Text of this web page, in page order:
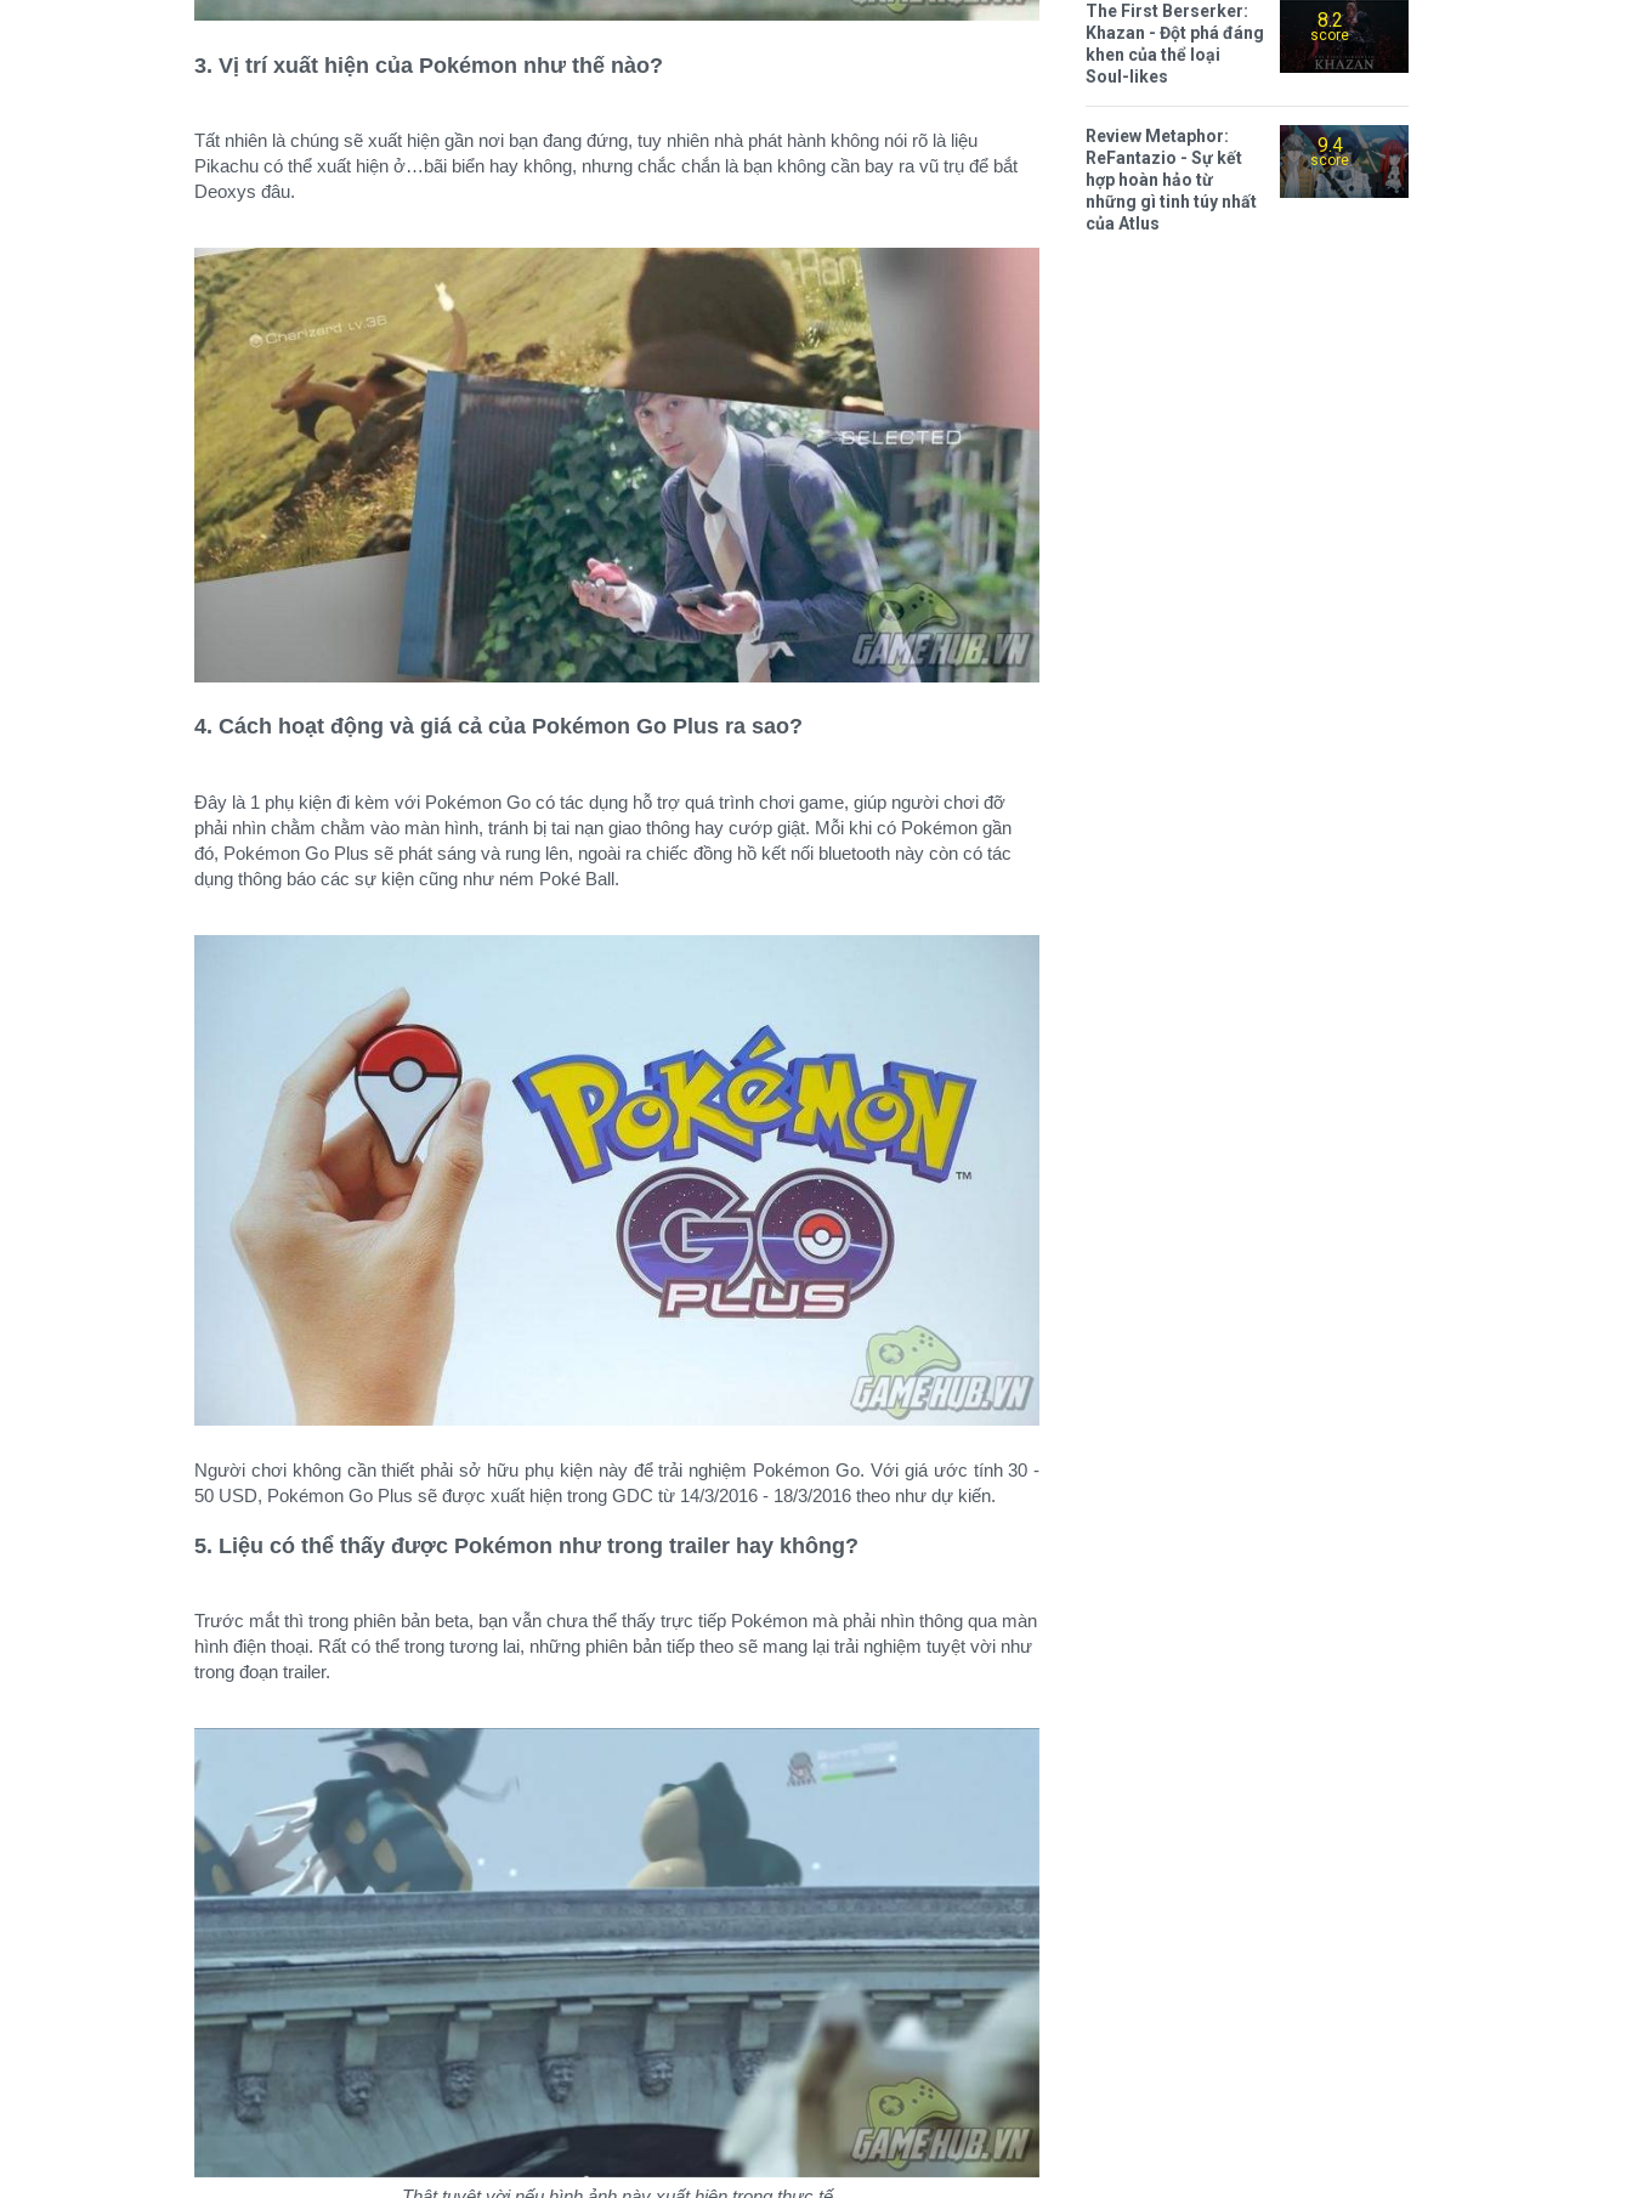
3. Vị trí xuất hiện của Pokémon như thế nào?
Tất nhiên là chúng sẽ xuất hiện gần nơi bạn đang đứng, tuy nhiên nhà phát hành không nói rõ là liệu
Pikachu có thể xuất hiện ở…bãi biển hay không, nhưng chắc chắn là bạn không cần bay ra vũ trụ để bắt
Deoxys đâu.
4. Cách hoạt động và giá cả của Pokémon Go Plus ra sao?
Đây là 1 phụ kiện đi kèm với Pokémon Go có tác dụng hỗ trợ quá trình chơi game, giúp người chơi đỡ
phải nhìn chằm chằm vào màn hình, tránh bị tai nạn giao thông hay cướp giật. Mỗi khi có Pokémon gần
đó, Pokémon Go Plus sẽ phát sáng và rung lên, ngoài ra chiếc đồng hồ kết nối bluetooth này còn có tác
dụng thông báo các sự kiện cũng như ném Poké Ball.
Người chơi không cần thiết phải sở hữu phụ kiện này để trải nghiệm Pokémon Go. Với giá ước tính 30 -
50 USD, Pokémon Go Plus sẽ được xuất hiện trong GDC từ 14/3/2016 - 18/3/2016 theo như dự kiến.
5. Liệu có thể thấy được Pokémon như trong trailer hay không?
Trước mắt thì trong phiên bản beta, bạn vẫn chưa thể thấy trực tiếp Pokémon mà phải nhìn thông qua màn
hình điện thoại. Rất có thể trong tương lai, những phiên bản tiếp theo sẽ mang lại trải nghiệm tuyệt vời như
trong đoạn trailer.
8.2
score
The First Berserker:
Khazan - Đột phá đáng
khen của thể loại
Soul-likes
9.4
score
Review Metaphor:
ReFantazio - Sự kết
hợp hoàn hảo từ
những gì tinh túy nhất
của Atlus